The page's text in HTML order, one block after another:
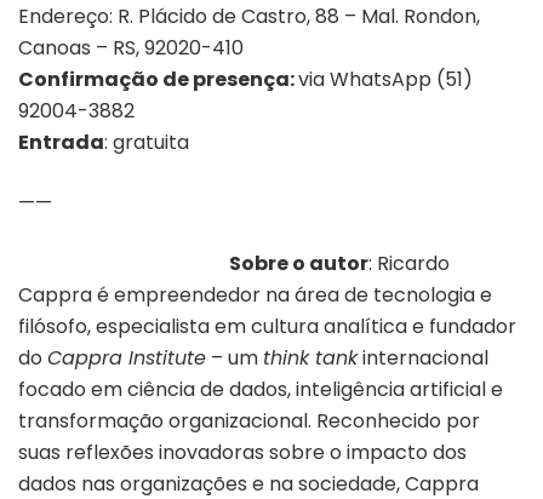
Endereço: R. Plácido de Castro, 88 – Mal. Rondon,
Canoas – RS, 92020-410
Confirmação de presença:via WhatsApp (51)
92004-3882
Entrada: gratuita
——
Sobre o autor: Ricardo
Cappra é empreendedor na área de tecnologia e
filósofo, especialista em cultura analítica e fundador
do Cappra Institute – um think tankinternacional
focado em ciência de dados, inteligência artificial e
transformação organizacional. Reconhecido por
suas reflexões inovadoras sobre o impacto dos
dados nas organizações e na sociedade, Cappra